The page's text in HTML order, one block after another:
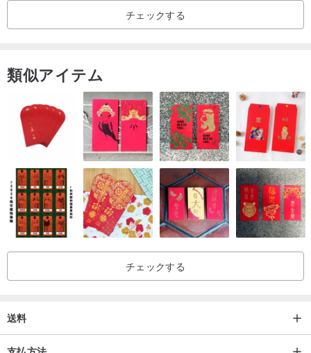
|仕事の日|
・在庫切れの場合は、最初に販売者に通知され、約14-30日以内に
|配送方法|
納期は、発送後約2〜3日以内に月曜日から金曜日までです。納期に
ご注意ください！ （上記の時間には休日、祝日、自然災害、人工災
害は含まれません）
チェックする
類似アイテム
チェックする
送料